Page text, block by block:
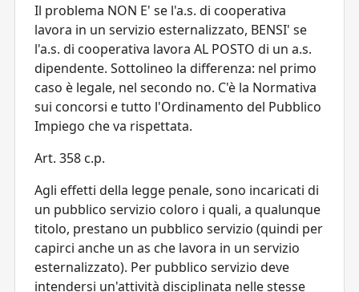
Il problema NON E' se l'a.s. di cooperativa
lavora in un servizio esternalizzato, BENSI' se
l'a.s. di cooperativa lavora AL POSTO di un a.s.
dipendente. Sottolineo la differenza: nel primo
caso è legale, nel secondo no. C'è la Normativa
sui concorsi e tutto l'Ordinamento del Pubblico
Impiego che va rispettata.
Art. 358 c.p.
Agli effetti della legge penale, sono incaricati di
un pubblico servizio coloro i quali, a qualunque
titolo, prestano un pubblico servizio (quindi per
capirci anche un as che lavora in un servizio
esternalizzato). Per pubblico servizio deve
intendersi un'attività disciplinata nelle stesse